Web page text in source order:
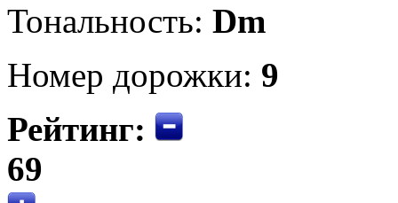
Тональность: Dm
Номер дорожки: 9
Рейтинг:
69